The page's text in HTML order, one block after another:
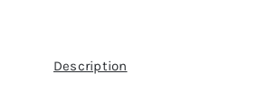
Description